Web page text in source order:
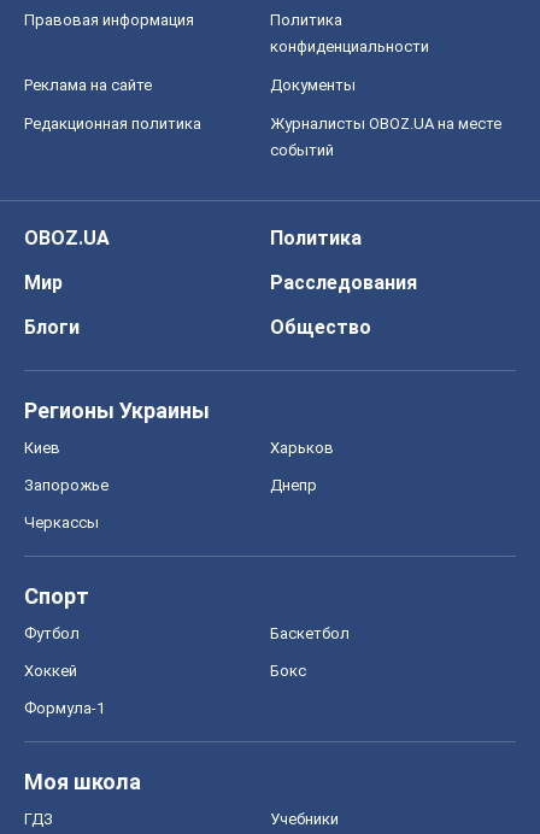
Правовая информация
Политика
конфиденциальности
Реклама на сайте Документы
Редакционная политика
Журналисты OBOZ.UA на месте
событий
OBOZ.UA
Политика
Мир
Расследования
Блоги
Общество
Регионы Украины
Киев Харьков
Запорожье Днепр
Черкассы
Спорт
Футбол Баскетбол
Хоккей Бокс
Формула-1
Моя школа
ГДЗ Учебники